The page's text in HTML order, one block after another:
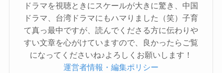
ドラマを視聴ときにスケールが大きに驚き、中国
ドラマ、台湾ドラマにもハマりました（笑）子育
て真っ最中ですが、読んでくださる方に伝わりや
すい文章を心がけていますので、良かったらご覧
になってくださいね♪よろしくお願いします！
運営者情報・編集ポリシー